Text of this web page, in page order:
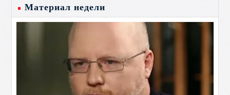
Материал недели